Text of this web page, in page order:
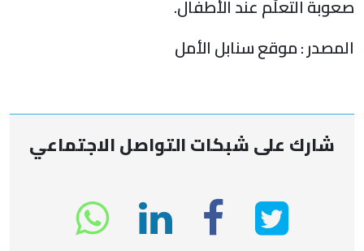
صعوبة التعلّم عند الأطفال.
المصدر : موقع سنابل الأمل
شارك على شبكات التواصل الاجتماعي
انشر انشرانشر